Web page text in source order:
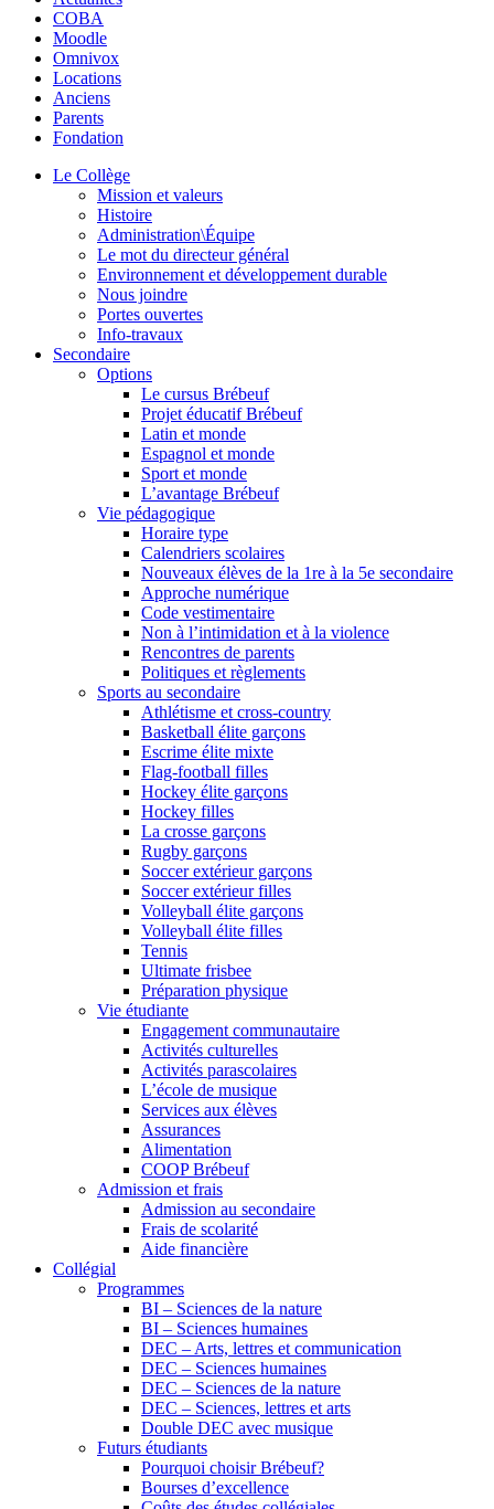
COBA
Moodle
Omnivox
Locations
Anciens
Parents
Fondation
Le Collège
Mission et valeurs
Histoire
Administration\Équipe
Le mot du directeur général
Environnement et développement durable
Nous joindre
Portes ouvertes
Info-travaux
Secondaire
Options
Le cursus Brébeuf
Projet éducatif Brébeuf
Latin et monde
Espagnol et monde
Sport et monde
L’avantage Brébeuf
Vie pédagogique
Horaire type
Calendriers scolaires
Nouveaux élèves de la 1re à la 5e secondaire
Approche numérique
Code vestimentaire
Non à l’intimidation et à la violence
Rencontres de parents
Politiques et règlements
Sports au secondaire
Athlétisme et cross-country
Basketball élite garçons
Escrime élite mixte
Flag-football filles
Hockey élite garçons
Hockey filles
La crosse garçons
Rugby garçons
Soccer extérieur garçons
Soccer extérieur filles
Volleyball élite garçons
Volleyball élite filles
Tennis
Ultimate frisbee
Préparation physique
Vie étudiante
Engagement communautaire
Activités culturelles
Activités parascolaires
L’école de musique
Services aux élèves
Assurances
Alimentation
COOP Brébeuf
Admission et frais
Admission au secondaire
Frais de scolarité
Aide financière
Collégial
Programmes
BI – Sciences de la nature
BI – Sciences humaines
DEC – Arts, lettres et communication
DEC – Sciences humaines
DEC – Sciences de la nature
DEC – Sciences, lettres et arts
Double DEC avec musique
Futurs étudiants
Pourquoi choisir Brébeuf?
Bourses d’excellence